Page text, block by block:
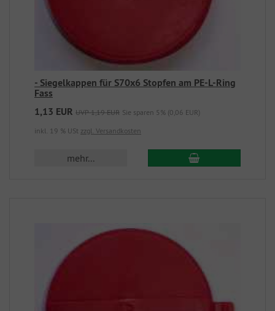
- Siegelkappen für S70x6 Stopfen am PE-L-Ring
Fass
1,13 EUR UVP 1,19 EUR Sie sparen 5% (0,06 EUR)
inkl. 19 % USt zzgl. Versandkosten
mehr...